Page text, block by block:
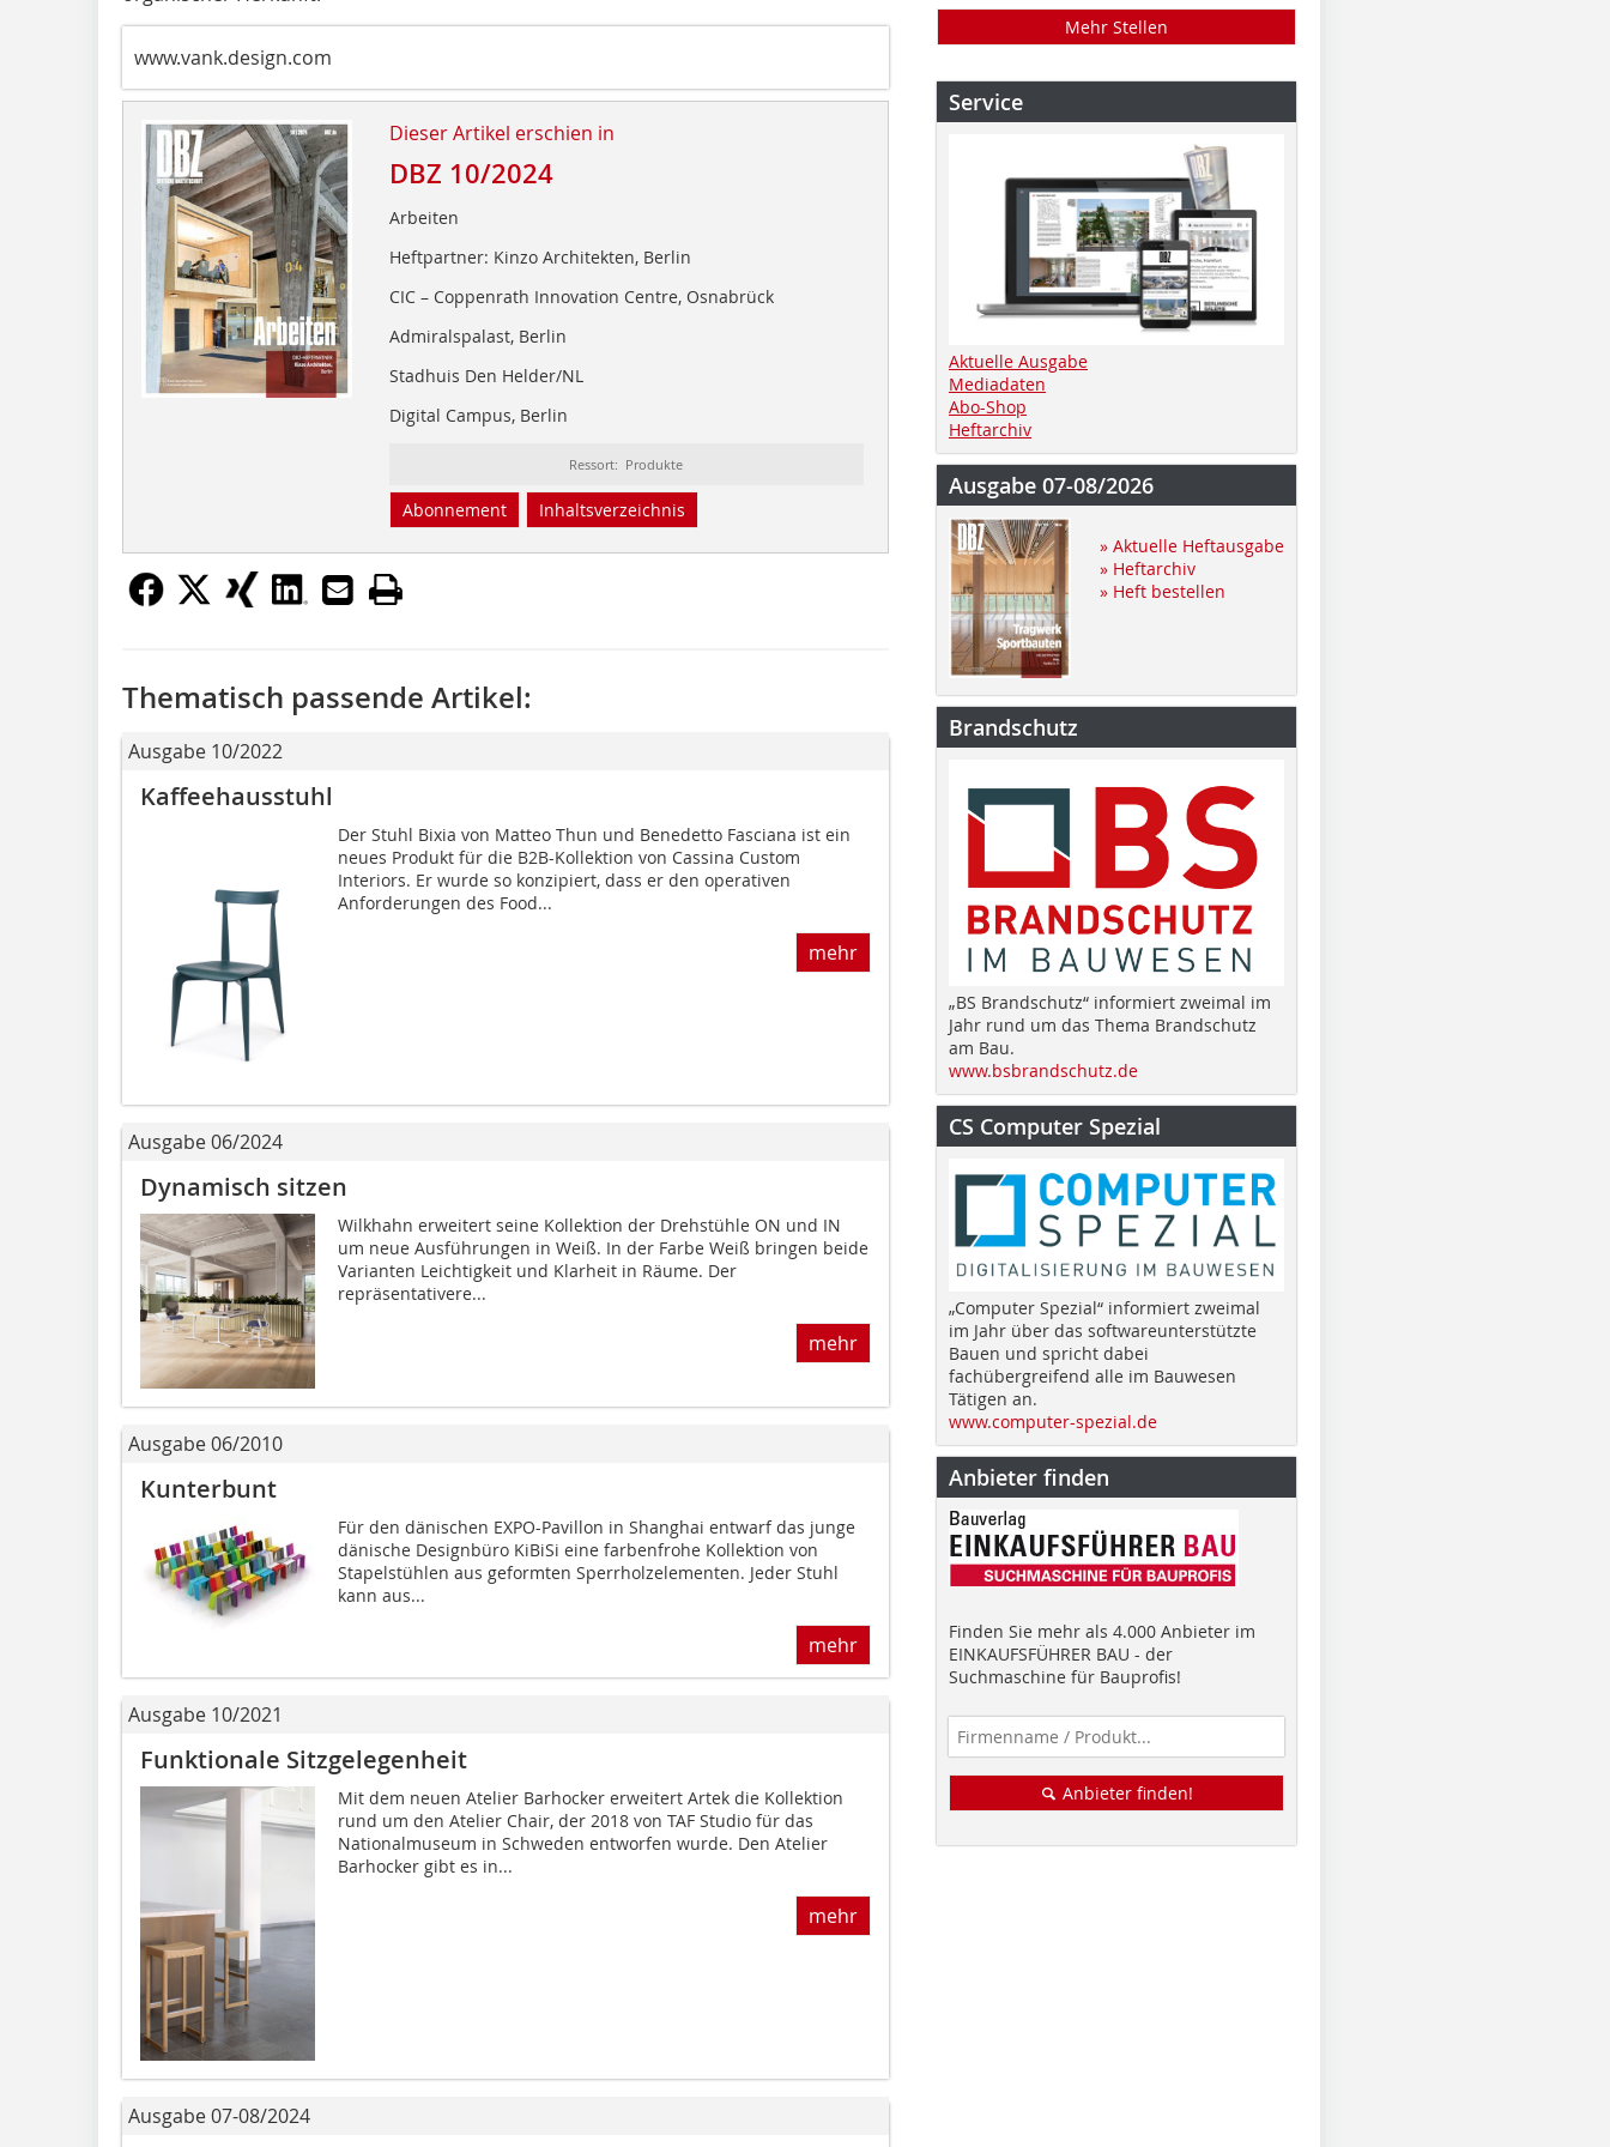
www.vank.design.com
Dieser Artikel erschien in
DBZ 10/2024
Arbeiten
Heftpartner: Kinzo Architekten, Berlin
CIC – Coppenrath Innovation Centre, Osnabrück
Admiralspalast, Berlin
Stadhuis Den Helder/NL
Digital Campus, Berlin
Ressort: Produkte
Abonnement Inhaltsverzeichnis
Thematisch passende Artikel:
Ausgabe 10/2022
Kaffeehausstuhl
Der Stuhl Bixia von Matteo Thun und Benedetto Fasciana ist ein
neues Produkt für die B2B-Kollektion von Cassina Custom
Interiors. Er wurde so konzipiert, dass er den operativen
Anforderungen des Food...
mehr
Ausgabe 06/2024
Dynamisch sitzen
Wilkhahn erweitert seine Kollektion der Drehstühle ON und IN
um neue Ausführungen in Weiß. In der Farbe Weiß bringen beide
Varianten Leichtigkeit und Klarheit in Räume. Der
repräsentativere...
mehr
Ausgabe 06/2010
Kunterbunt
Für den dänischen EXPO-Pavillon in Shanghai entwarf das junge
dänische Designbüro KiBiSi eine farbenfrohe Kollektion von
Stapelstühlen aus geformten Sperrholzelementen. Jeder Stuhl
kann aus...
mehr
Ausgabe 10/2021
Funktionale Sitzgelegenheit
Mit dem neuen Atelier Barhocker erweitert Artek die Kollektion
rund um den Atelier Chair, der 2018 von TAF Studio für das
Nationalmuseum in Schweden entworfen wurde. Den Atelier
Barhocker gibt es in...
mehr
Ausgabe 07-08/2024
Mehr Stellen
Service
Aktuelle Ausgabe
Mediadaten
Abo-Shop
Heftarchiv
Ausgabe 07-08/2026
» Aktuelle Heftausgabe
» Heftarchiv
» Heft bestellen
Brandschutz
„BS Brandschutz“ informiert zweimal im
Jahr rund um das Thema Brandschutz
am Bau.
www.bsbrandschutz.de
CS Computer Spezial
„Computer Spezial“ informiert zweimal
im Jahr über das softwareunterstützte
Bauen und spricht dabei
fachübergreifend alle im Bauwesen
Tätigen an.
www.computer-spezial.de
Anbieter finden
Finden Sie mehr als 4.000 Anbieter im
EINKAUFSFÜHRER BAU - der
Suchmaschine für Bauprofis!
Anbieter finden!